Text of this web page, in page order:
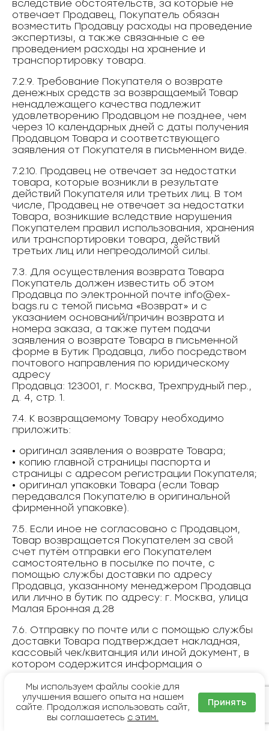
вследствие обстоятельств, за которые не
отвечает Продавец, Покупатель обязан
возместить Продавцу расходы на проведение
экспертизы, а также связанные с ее
проведением расходы на хранение и
транспортировку товара.
7.2.9. Требование Покупателя о возврате
денежных средств за возвращаемый Товар
ненадлежащего качества подлежит
удовлетворению Продавцом не позднее, чем
через 10 календарных дней с даты получения
Продавцом Товара и соответствующего
заявления от Покупателя в письменном виде.
7.2.10. Продавец не отвечает за недостатки
товара, которые возникли в результате
действий Покупателя или третьих лиц. В том
числе, Продавец не отвечает за недостатки
Товара, возникшие вследствие нарушения
Покупателем правил использования, хранения
или транспортировки товара, действий
третьих лиц или непреодолимой̆ силы.
7.3. Для осуществления возврата Товара
Покупатель должен известить об этом
Продавца по электронной почте info@ex-
bags.ru с темой письма «Возврат» и с
указанием оснований/причин возврата и
номера заказа, а также путем подачи
заявления о возврате Товара в письменной
форме в Бутик Продавца, либо посредством
почтового направления по юридическому
адресу
Продавца: 123001, г. Москва, Трехпрудный пер.,
д. 4, стр. 1.
7.4. К возвращаемому Товару необходимо
приложить:
• оригинал заявления о возврате Товара;
• копию главной страницы паспорта и
страницы с адресом регистрации Покупателя;
• оригинал упаковки Товара (если Товар
передавался Покупателю в оригинальной
фирменной упаковке).
7.5. Если иное не согласовано с Продавцом,
Товар возвращается Покупателем за свой
счет путём отправки его Покупателем
самостоятельно в посылке по почте, с
помощью службы доставки по адресу
Продавца, указанному менеджером Продавца
или лично в бутик по адресу: г. Москва, улица
Малая Бронная д.28
7.6. Отправку по почте или с помощью службы
доставки Товара подтверждает накладная,
кассовый чек/квитанция или иной документ, в
котором содержится информация о
(трек-номер/номер отслеживания или и т.д.).
7.7. Условия отправки посылки с
возвращаемым Товаром почтой:
Мы используем файлы cookie для
улучшения вашего опыта на нашем
сайте. Продолжая использовать сайт,
вы соглашаетесь с этим.
Принять